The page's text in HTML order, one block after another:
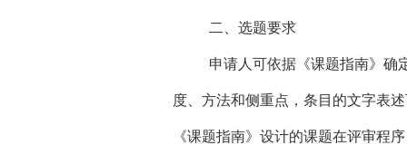
二、选题要求
申请人可依据《课题指南》确
度、方法和侧重点，条目的文字表
《课题指南》设计的课题在评审程